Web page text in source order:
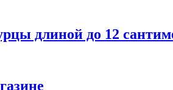
длиной до 12